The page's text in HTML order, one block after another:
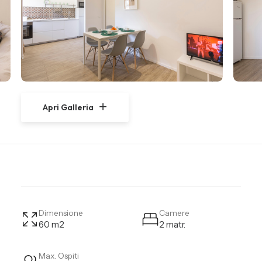
Apri Galleria
Dimensione
60 m2
Camere
2 matr.
Max. Ospiti